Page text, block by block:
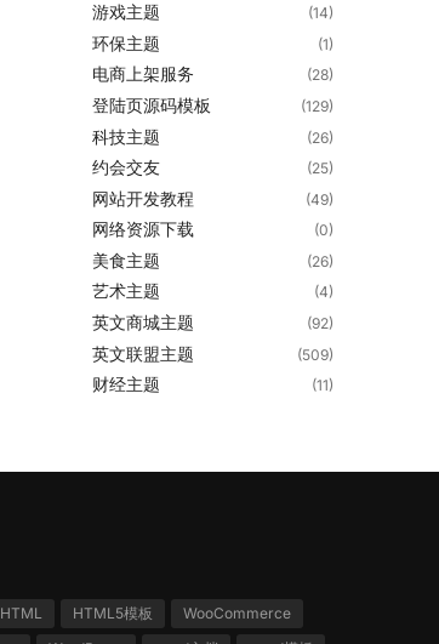
游戏主题 (14)
环保主题 (1)
电商上架服务 (28)
登陆页源码模板 (129)
科技主题 (26)
约会交友 (25)
网站开发教程 (49)
网络资源下载 (0)
美食主题 (26)
艺术主题 (4)
英文商城主题 (92)
英文联盟主题 (509)
财经主题 (11)
HTML HTML5模板
WooCommerce